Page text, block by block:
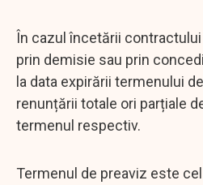
În cazul încetării
prin demisie sau prin
la data expirării termenului
renunțării totale ori parțiale
termenul respectiv.
Termenul de preaviz este